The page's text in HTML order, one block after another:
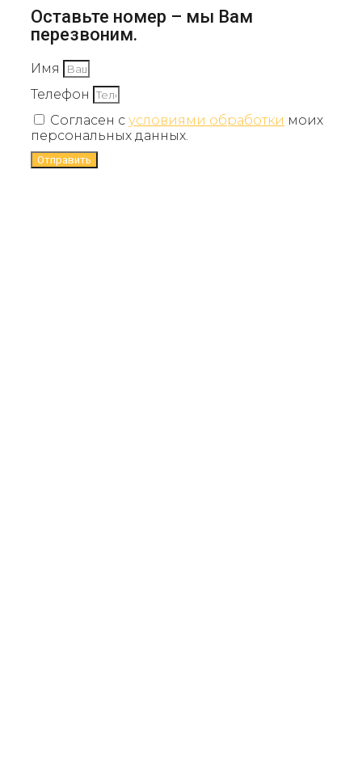
Оставьте номер – мы Вам
перезвоним.
Имя
Телефон
Согласен с условиями обработки моих
персональных данных.
Отправить